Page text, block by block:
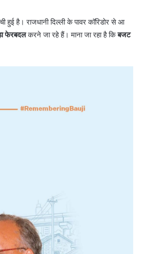
है। राजधानी दिल्ली के पावर कॉरिडोर से आ
फेरबदलकरने जा रहे हैं। माना जा रहा है किबजट